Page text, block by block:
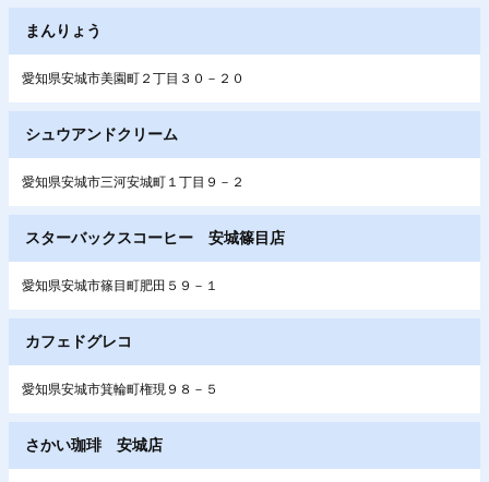
まんりょう
愛知県安城市美園町２丁目３０－２０
シュウアンドクリーム
愛知県安城市三河安城町１丁目９－２
スターバックスコーヒー 安城篠目店
愛知県安城市篠目町肥田５９－１
カフェドグレコ
愛知県安城市箕輪町権現９８－５
さかい珈琲 安城店